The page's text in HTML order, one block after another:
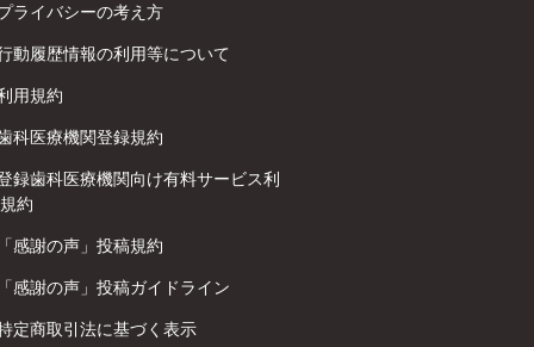
ライバシーの考え方
動履歴情報の利用等について
用規約
科医療機関登録規約
録歯科医療機関向け有料サービス利
約
「感謝の声」投稿規約
「感謝の声」投稿ガイドライン
定商取引法に基づく表示